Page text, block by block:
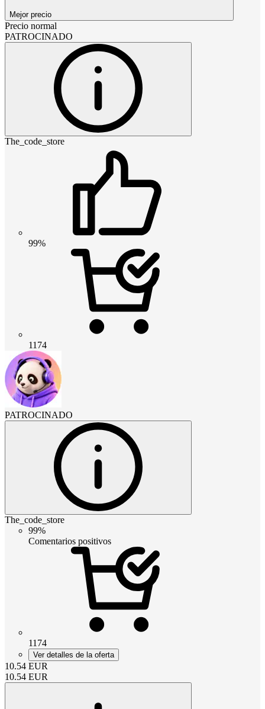
Mejor precio
Precio normal
PATROCINADO
The_code_store
99%
1174
PATROCINADO
The_code_store
99%
Comentarios positivos
1174
Ver detalles de la oferta
10.54 EUR
10.54 EUR